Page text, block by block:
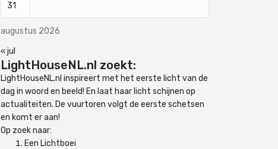
augustus 2026
31
« jul
LightHouseNL.nl zoekt:
LightHouseNL.nl inspireert met het eerste licht van de
dag in woord en beeld! En laat haar licht schijnen op
actualiteiten. De vuurtoren volgt de eerste schetsen
en komt er aan!
Op zoek naar:
Een Lichtboei